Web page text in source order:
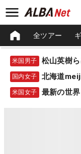
全ツアー
米国男子 松山英樹
国内女子 北海道
米国女子 最新の世